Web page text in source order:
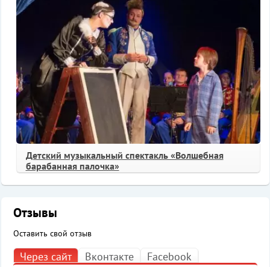
Детский музыкальный спектакль «Волшебная
барабанная палочка»
Отзывы
Оставить свой отзыв
Через сайт Вконтакте Facebook